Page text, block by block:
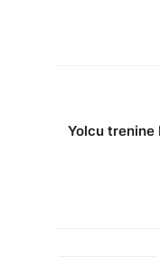
Yolcu trenine